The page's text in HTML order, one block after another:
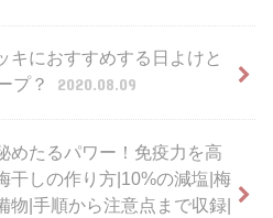
キにおすすめする日よけと
プ？
2020.08.09
めたるパワー！免疫力を高
干しの作り方|10%の減塩|梅
物|手順から注意点まで収録|